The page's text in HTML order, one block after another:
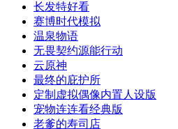
长发特好看
赛博时代模拟
温泉物语
无畏契约源能行动
云原神
最终的庇护所
定制虚拟偶像内置人设版
宠物连连看经典版
老爹的寿司店